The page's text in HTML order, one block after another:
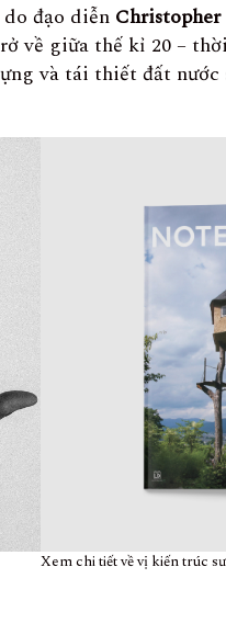
đạo diễn Christopher
về giữa thế kỉ 20 –
và tái thiết đất
Xem chi tiết về vị kiến trúc